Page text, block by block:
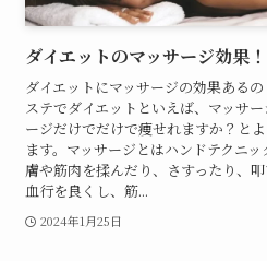
ダイエットのマッサージ効果！
ダイエットにマッサージの効果ある
ステでダイエットといえば、マッサ
ージだけでだけで痩せれますか？と
ます。マッサージとはハンドテクニッ
膚や筋肉を揉んだり、さすったり、
血行を良くし、筋...
2024年1月25日